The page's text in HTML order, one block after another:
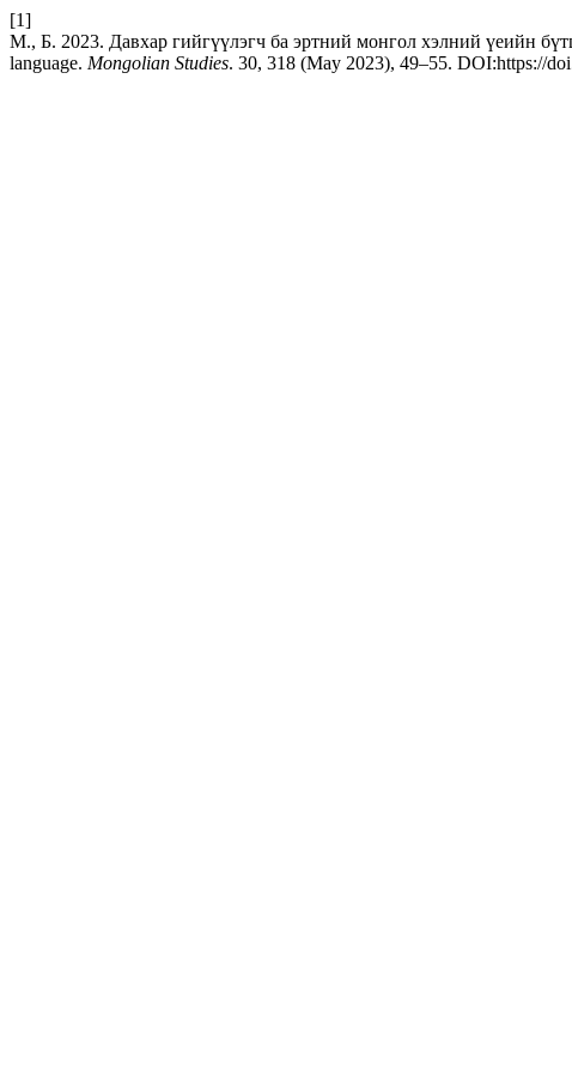
[1]
М., Б. 2023. Давхар гийгүүлэгч ба эртний монгол хэлний үеийн
language. Mongolian Studies. 30, 318 (May 2023), 49–55. DOI:https://